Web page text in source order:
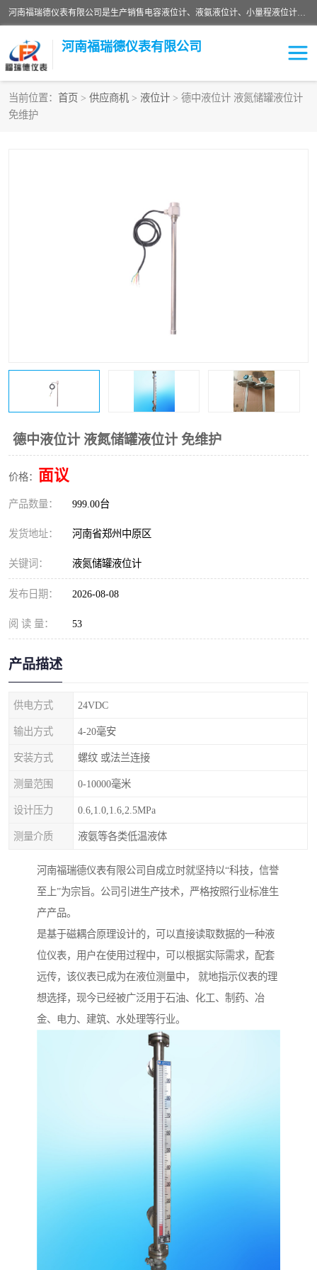
河南福瑞德仪表有限公司是生产销售电容液位计、液氨液位计、小量程液位计定制、智能锅炉水位计、液氮液位计等；并在产品开发、研制的过程中，吸取国内外仪器仪表的技术精华，建立了一支高、精、尖的科研开发队伍，使产品性能不断升级。
河南福瑞德仪表有限公司
当前位置： 首页 > 供应商机 > 液位计 > 德中液位计 液氮储罐液位计
免维护
德中液位计 液氮储罐液位计 免维护
价格： 面议
产品数量： 999.00台
发货地址： 河南省郑州中原区
关键词： 液氮储罐液位计
发布日期： 2026-08-08
阅 读 量： 53
产品描述
供电方式 24VDC
输出方式 4-20毫安
安装方式 螺纹 或法兰连接
测量范围 0-10000毫米
设计压力 0.6,1.0,1.6,2.5MPa
测量介质 液氨等各类低温液体
河南福瑞德仪表有限公司自成立时就坚持以“科技，信誉
至上”为宗旨。公司引进生产技术，严格按照行业标准生
产产品。
是基于磁耦合原理设计的，可以直接读取数据的一种液
位仪表，用户在使用过程中，可以根据实际需求，配套
远传，该仪表已成为在液位测量中， 就地指示仪表的理
想选择，现今已经被广泛用于石油、化工、制药、冶
金、电力、建筑、水处理等行业。
液位计
液位计传感器定制
锅炉水位计
流量仪表 加油站液位仪